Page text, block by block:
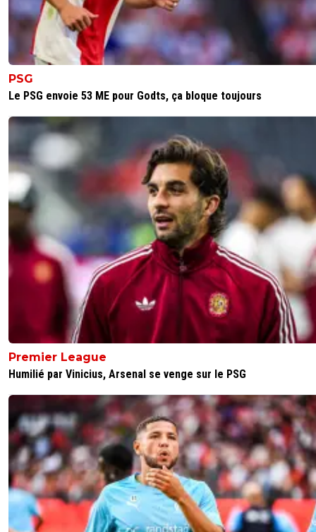
PSG
Le PSG envoie 53 ME pour Godts, ça bloque toujours
Premier League
Humilié par Vinicius, Arsenal se venge sur le PSG